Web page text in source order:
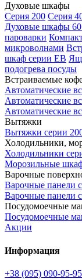
Духовые шкафы
Серия 200 Серия
Духовые шкафы
пароварки
микроволнами
шкаф серии EB
подогрева посуды
Встраиваемые
Автоматические
Автоматические
Автоматические
Вытяжки
Вытяжки серии
Холодильники,
Холодильники
Морозильные
Варочные
Варочные панели
Варочные панели
Посудомоечные
Посудомоечные
Акции
Информация
+38 (095) 090-95-95